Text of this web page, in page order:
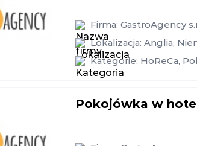
Firma: GastroAgency
Lokalizacja: Anglia,
Kategorie: HoReCa,
Pokojówka w